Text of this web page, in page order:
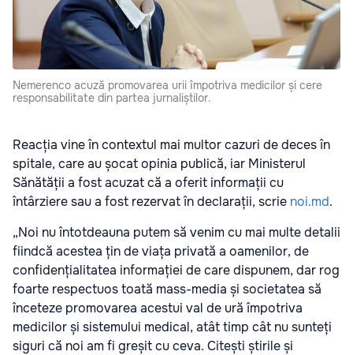
Nemerenco acuză promovarea urii împotriva medicilor și cere
responsabilitate din partea jurnaliștilor.
Reacția vine în contextul mai multor cazuri de deces în
spitale, care au șocat opinia publică, iar Ministerul
Sănătății a fost acuzat că a oferit informații cu
întârziere sau a fost rezervat în declarații, scrie noi.md.
„Noi nu întotdeauna putem să venim cu mai multe detalii
fiindcă acestea țin de viața privată a oamenilor, de
confidențialitatea informației de care dispunem, dar rog
foarte respectuos toată mass-media și societatea să
înceteze promovarea acestui val de ură împotriva
medicilor și sistemului medical, atât timp cât nu sunteți
siguri că noi am fi greșit cu ceva. Citești știrile și